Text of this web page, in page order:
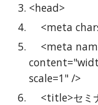
<head>
<meta
scale=1" />
<title>